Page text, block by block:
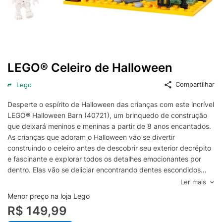
LEGO® Celeiro de Halloween
Lego Compartilhar
Desperte o espírito de Halloween das crianças com este incrível
LEGO® Halloween Barn (40721), um brinquedo de construção
que deixará meninos e meninas a partir de 8 anos encantados.
As crianças que adoram o Halloween vão se divertir
construindo o celeiro antes de descobrir seu exterior decrépito
e fascinante e explorar todos os detalhes emocionantes por
dentro. Elas vão se deliciar encontrando dentes escondidos
atrás da porta, brinquedos de morcego e lâmpada, bem como
elementos especiais, incluindo um olho decorado, uma garrafa
verde, um jarro preto e uma árvore velha. O conjunto também
inclui uma minifigura de esqueleto, que dá vida à magia e
Ler mais
Menor preço na loja Lego
R$ 149,99